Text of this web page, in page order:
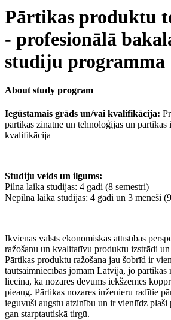
Pārtikas produktu
- profesionālā
studiju programma
About study program
Iegūstamais grāds un/vai kvalifikācija:
pārtikas zinātnē un tehnoloģijās un pārtikas
kvalifikācija
Studiju veids un ilgums:
Pilna laika studijas: 4 gadi (8 semestri)
Nepilna laika studijas: 4 gadi un 3 mēneši
Ikvienas valsts ekonomiskās attīstības
ražošanu un kvalitatīvu produktu izstrādi un
Pārtikas produktu ražošana jau šobrīd ir
tautsaimniecības jomām Latvijā, jo pārtikas
liecina, ka nozares devums iekšzemes
pieaug. Pārtikas nozares inženieru radītie
ieguvuši augstu atzinību un ir vienlīdz plaši
gan starptautiskā tirgū.